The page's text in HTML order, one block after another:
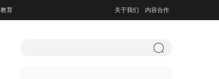
教育 关于我们 内容合作